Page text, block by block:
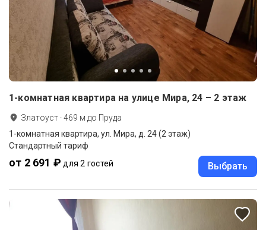
1-комнатная квартира на улице Мира, 24 – 2 этаж
Златоуст ·469 м до Пруда
1-комнатная квартира, ул. Мира, д. 24 (2 этаж)
Стандартный тариф
от 2 691 ₽ для 2 гостей Выбрать